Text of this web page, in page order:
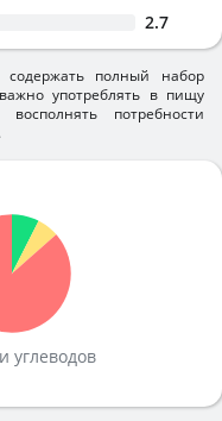
2.7
полный набор
употреблять в пищу
потребности
углеводов